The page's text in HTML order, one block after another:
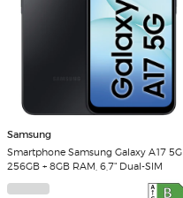
Samsung
Smartphone Samsung Galaxy A17 5G
256GB + 8GB RAM, 6,7" Dual-SIM